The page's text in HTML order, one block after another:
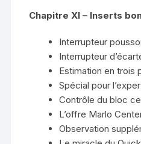
Chapitre XI – Inserts
Interrupteur
Interrupteur
Estimation en trois
Spécial pour
Contrôle du bloc
L’offre Marlo
Observation